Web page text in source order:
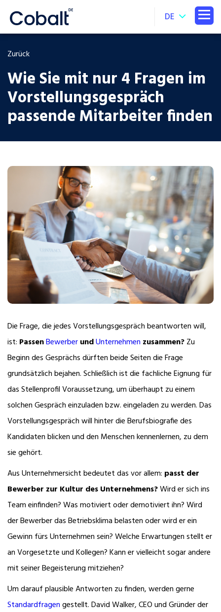
DE
Zurück
Wie Sie mit nur 4 Fragen im
Vorstellungsgespräch
passende Mitarbeiter finden
Die Frage, die jedes Vorstellungsgespräch beantworten will,
ist: PassenBewerberundUnternehmen zusammen?Zu
Beginn des Gesprächs dürften beide Seiten die Frage
grundsätzlich bejahen. Schließlich ist die fachliche Eignung für
das Stellenprofil Voraussetzung, um überhaupt zu einem
solchen Gespräch einzuladen bzw. eingeladen zu werden. Das
Vorstellungsgespräch will hinter die Berufsbiografie des
Kandidaten blicken und den Menschen kennenlernen, zu dem
sie gehört.
Aus Unternehmersicht bedeutet das vor allem: passt der
Bewerber zur Kultur des Unternehmens?Wird er sich ins
Team einfinden? Was motiviert oder demotiviert ihn? Wird
der Bewerber das Betriebsklima belasten oder wird er ein
Gewinn fürs Unternehmen sein? Welche Erwartungen stellt er
an Vorgesetzte und Kollegen? Kann er vielleicht sogar andere
mit seiner Begeisterung mitziehen?
Um darauf plausible Antworten zu finden, werden gerne
Standardfragengestellt. David Walker, CEO und Gründer der